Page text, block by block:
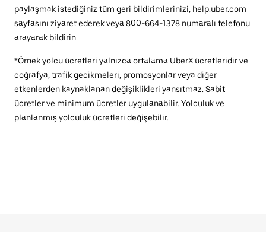
paylaşmak istediğiniz tüm geri bildirimlerinizi, help.uber.com
sayfasını ziyaret ederek veya 800-664-1378 numaralı telefonu
arayarak bildirin.
*Örnek yolcu ücretleri yalnızca ortalama UberX ücretleridir ve
coğrafya, trafik gecikmeleri, promosyonlar veya diğer
etkenlerden kaynaklanan değişiklikleri yansıtmaz. Sabit
ücretler ve minimum ücretler uygulanabilir. Yolculuk ve
planlanmış yolculuk ücretleri değişebilir.